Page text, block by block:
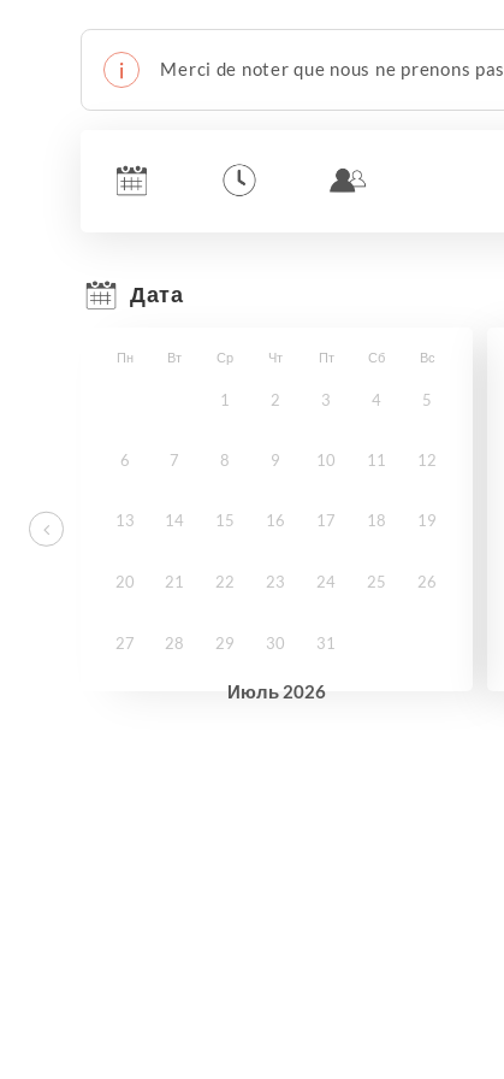
Merci de noter que nous ne prenons
Дата
Июль 2026
Пн Вт Ср Чт Пт Сб Вс
1 2 3 4 5
6 7 8 9 10 11 12
13 14 15 16 17 18 19
20 21 22 23 24 25 26
27 28 29 30 31